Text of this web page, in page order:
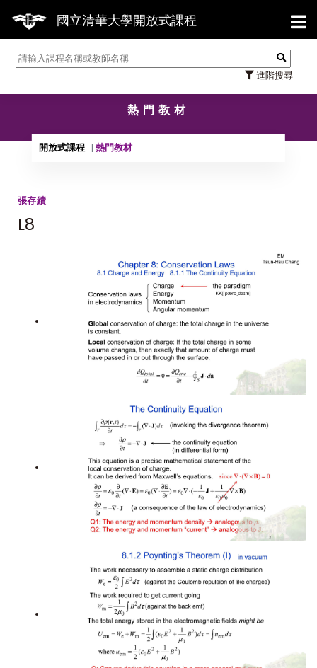
國立清華大學開放式課程
進階搜尋
【7/
熱門教材
開放式課程 熱門教材
張存續
L8